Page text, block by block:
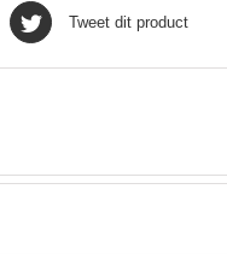
Tweet dit product